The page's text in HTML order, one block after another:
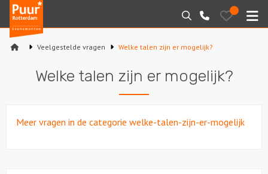
Puur*
Rotterdam
bedrijfsuitjes
Zoeken
010-
7271205
Bewaarde
uitjes
Arrangementen
Veelgestelde vragen Welke talen zijn er mogelijk?
Welke talen zijn er mogelijk?
Meer vragen in de categorie welke-talen-zijn-er-mogelijk